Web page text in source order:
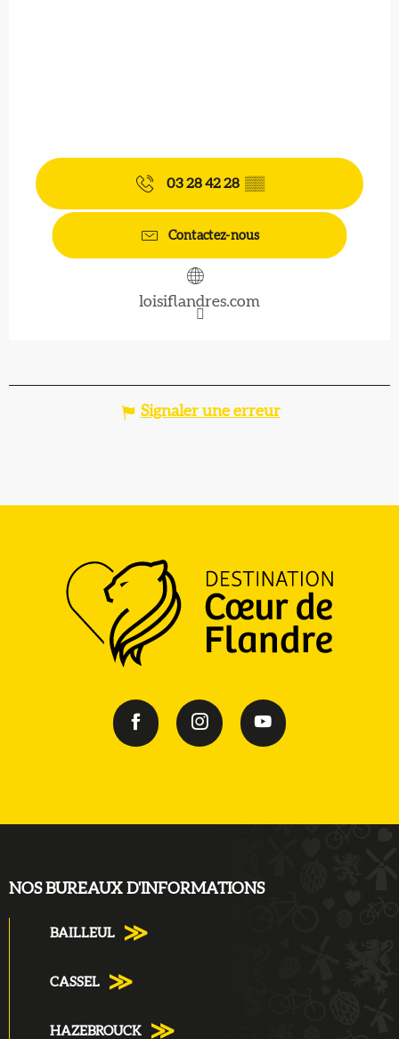
03 28 42 28 ▒▒
Contactez-nous
loisiflandres.com
Signaler une erreur
NOS BUREAUX D'INFORMATIONS
BAILLEUL
CASSEL
HAZEBROUCK